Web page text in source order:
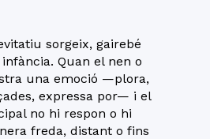
sorgeix, gairebé
Quan el nen o
una emoció —plora,
expressa por— i el
no hi respon o hi
freda, distant o fins